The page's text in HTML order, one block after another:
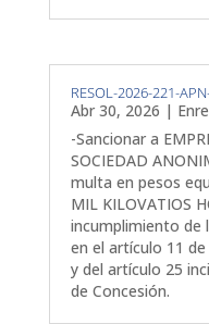
RESOL-2026-221-
Abr 30, 2026 | Enre
-Sancionar a
SOCIEDAD
multa en pesos
MIL KILOVATIOS
incumplimiento de
en el artículo 11 de
y del artículo 25
de Concesión.